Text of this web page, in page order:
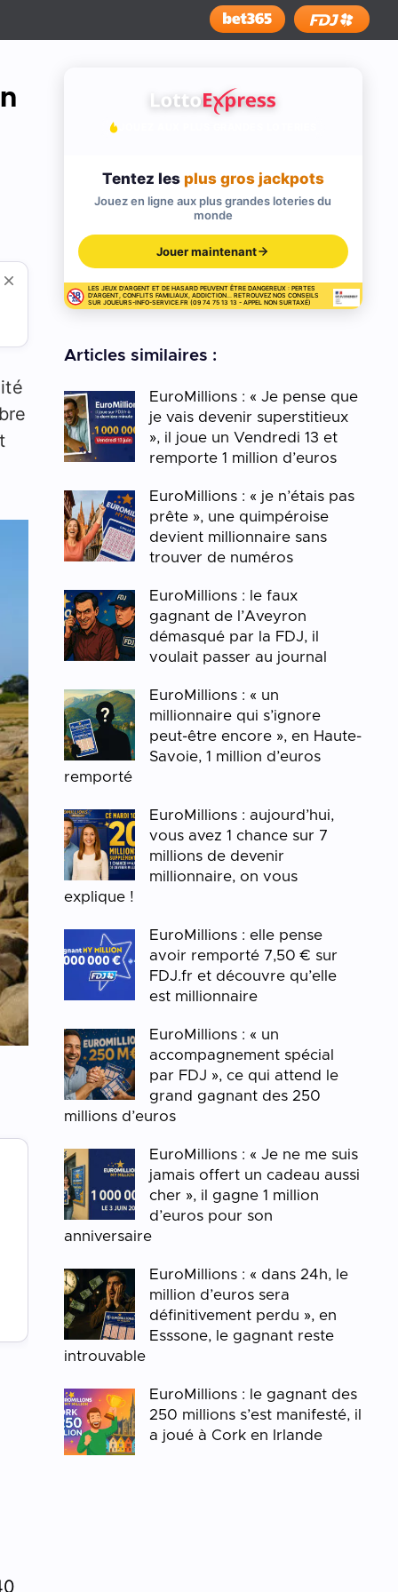
Installer
Tentez les plus gros jackpots
Jouez en ligne aux plus grandes loteries du
monde
Jouer maintenant
LES JEUX D'ARGENT ET DE HASARD PEUVENT ÊTRE DANGEREUX : PERTES
D'ARGENT, CONFLITS FAMILIAUX, ADDICTION... RETROUVEZ NOS CONSEILS
SUR JOUEURS-INFO-SERVICE.FR (09 74 75 13 13 - APPEL NON SURTAXÉ)
Articles similaires :
EuroMillions : « Je pense que
je vais devenir superstitieux
», il joue un Vendredi 13 et
remporte 1 million d’euros
EuroMillions : « je n’étais pas
prête », une quimpéroise
devient millionnaire sans
trouver de numéros
EuroMillions : le faux
gagnant de l’Aveyron
démasqué par la FDJ, il
voulait passer au journal
EuroMillions : « un
millionnaire qui s’ignore
peut-être encore », en Haute-
Savoie, 1 million d’euros
remporté
EuroMillions : aujourd’hui,
vous avez 1 chance sur 7
millions de devenir
millionnaire, on vous
explique !
EuroMillions : elle pense
avoir remporté 7,50 € sur
FDJ.fr et découvre qu’elle
est millionnaire
EuroMillions : « un
accompagnement spécial
par FDJ », ce qui attend le
grand gagnant des 250
millions d’euros
EuroMillions : « Je ne me suis
jamais offert un cadeau aussi
cher », il gagne 1 million
d’euros pour son
anniversaire
EuroMillions : « dans 24h, le
million d’euros sera
définitivement perdu », en
Esssone, le gagnant reste
introuvable
EuroMillions : le gagnant des
250 millions s’est manifesté, il
a joué à Cork en Irlande